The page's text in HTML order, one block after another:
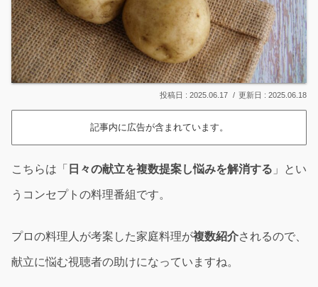
2025.06.17 2025.06.18
記事内に広告が含まれています。
こちらは「 日々の献立を複数提案し悩みを解消する 」とい
うコンセプトの料理番組です。
プロの料理人が考案した家庭料理が複数紹介されるので、
献立に悩む視聴者の助けになっていますね。